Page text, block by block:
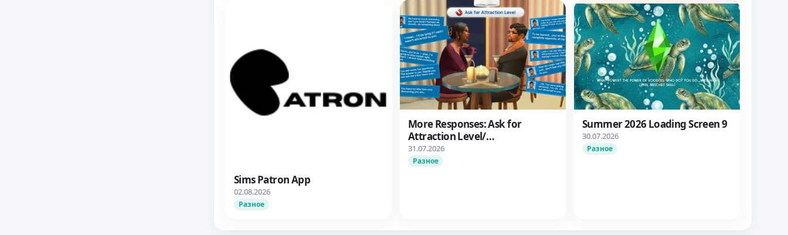
Sims Patron App
02.08.2026
Разное
More Responses: Ask for
Attraction Level/
Дополнительные варианты
ответа: Узнать об уровне
31.07.2026
Разное
Summer 2026 Loading Screen 9
30.07.2026
Разное